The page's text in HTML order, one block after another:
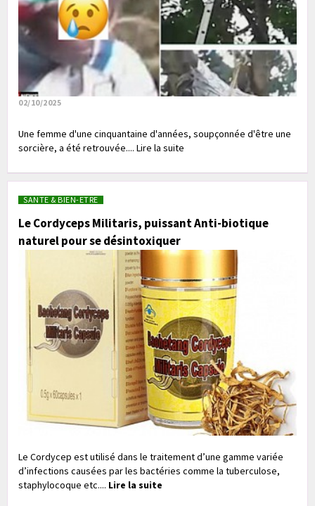
02/10/2025
Une femme d'une cinquantaine d'années, soupçonnée d'être une
sorcière, a été retrouvée.... Lire la suite
SANTE & BIEN-ETRE
Le Cordyceps Militaris, puissant Anti-biotique
naturel pour se désintoxiquer
Le Cordycep est utilisé dans le traitement d’une gamme variée
d’infections causées par les bactéries comme la tuberculose,
staphylocoque etc.... Lire la suite